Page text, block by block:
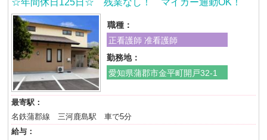
☆年間休日125日☆ 残業なし！ マイカー通勤OK！
職種：
正看護師 准看護師
勤務地：
愛知県蒲郡市金平町開戸32-1
最寄駅：
名鉄蒲郡線 三河鹿島駅 車で5分
給与：